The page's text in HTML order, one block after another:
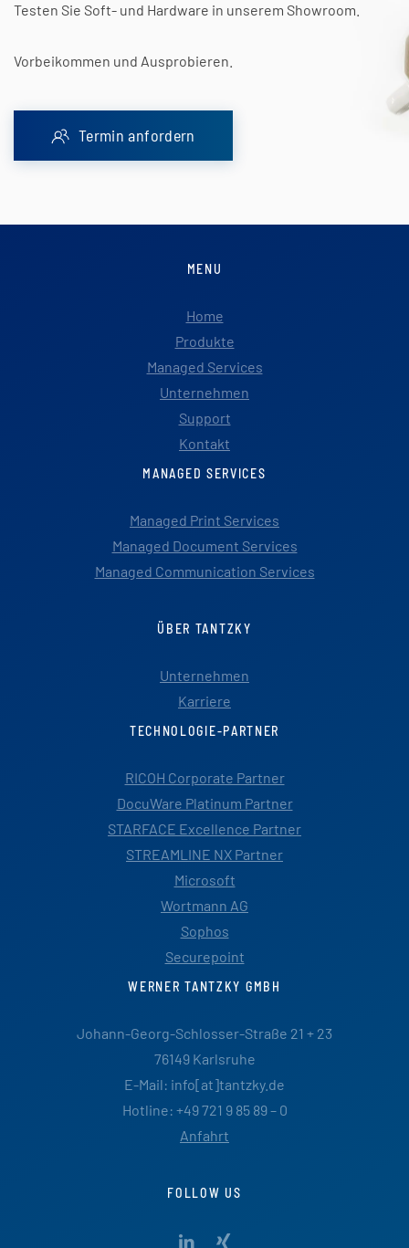
Testen Sie Soft- und Hardware in unserem Showroom.
Vorbeikommen und Ausprobieren.
Termin anfordern
MENU
Home
Produkte
Managed Services
Unternehmen
Support
Kontakt
MANAGED SERVICES
Managed Print Services
Managed Document Services
Managed Communication Services
ÜBER TANTZKY
Unternehmen
Karriere
TECHNOLOGIE-PARTNER
RICOH Corporate Partner
DocuWare Platinum Partner
STARFACE Excellence Partner
STREAMLINE NX Partner
Microsoft
Wortmann AG
Sophos
Securepoint
WERNER TANTZKY GMBH
Johann-Georg-Schlosser-Straße 21 + 23
76149 Karlsruhe
E-Mail: info[at]tantzky.de
Hotline: +49 721 9 85 89 – 0
Anfahrt
FOLLOW US